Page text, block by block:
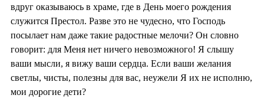
вдруг оказываюсь в храме, где в День моего рождения
служится Престол. Разве это не чудесно, что Господь
посылает нам даже такие радостные мелочи? Он словно
говорит: для Меня нет ничего невозможного! Я слышу
ваши мысли, я вижу ваши сердца. Если ваши желания
светлы, чисты, полезны для вас, неужели Я их не исполню,
мои дорогие дети?